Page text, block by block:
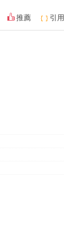
推薦 引用